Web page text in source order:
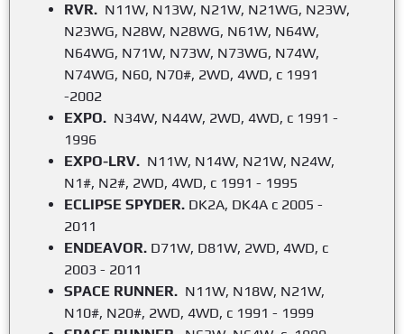
RVR. N11W, N13W, N21W, N21WG, N23W,
N23WG, N28W, N28WG, N61W, N64W,
N64WG, N71W, N73W, N73WG, N74W,
N74WG, N60, N70#, 2WD, 4WD, с 1991
-2002
EXPO. N34W, N44W, 2WD, 4WD, с 1991 -
1996
EXPO-LRV. N11W, N14W, N21W, N24W,
N1#, N2#, 2WD, 4WD, с 1991 - 1995
ECLIPSE SPYDER. DK2A, DK4A с 2005 -
2011
ENDEAVOR. D71W, D81W, 2WD, 4WD, с
2003 - 2011
SPACE RUNNER. N11W, N18W, N21W,
N10#, N20#, 2WD, 4WD, с 1991 - 1999